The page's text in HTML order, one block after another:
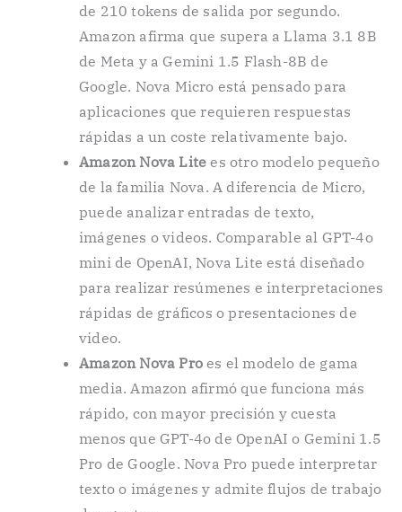
de 210 tokens de salida por segundo.
Amazon afirma que supera a Llama 3.1 8B
de Meta y a Gemini 1.5 Flash-8B de
Google. Nova Micro está pensado para
aplicaciones que requieren respuestas
rápidas a un coste relativamente bajo.
Amazon Nova Lite es otro modelo pequeño
de la familia Nova. A diferencia de Micro,
puede analizar entradas de texto,
imágenes o videos. Comparable al GPT-4o
mini de OpenAI, Nova Lite está diseñado
para realizar resúmenes e interpretaciones
rápidas de gráficos o presentaciones de
video.
Amazon Nova Pro es el modelo de gama
media. Amazon afirmó que funciona más
rápido, con mayor precisión y cuesta
menos que GPT-4o de OpenAI o Gemini 1.5
Pro de Google. Nova Pro puede interpretar
texto o imágenes y admite flujos de trabajo